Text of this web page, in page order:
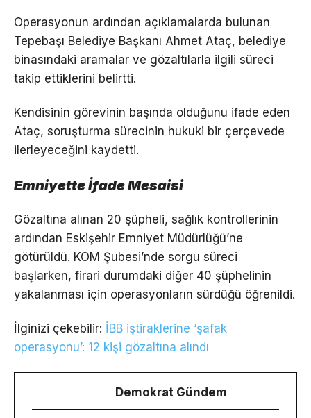
Operasyonun ardından açıklamalarda bulunan
Tepebaşı Belediye Başkanı Ahmet Ataç, belediye
binasındaki aramalar ve gözaltılarla ilgili süreci
takip ettiklerini belirtti.
Kendisinin görevinin başında olduğunu ifade eden
Ataç, soruşturma sürecinin hukuki bir çerçevede
ilerleyeceğini kaydetti.
Emniyette İfade Mesaisi
Gözaltına alınan 20 şüpheli, sağlık kontrollerinin
ardından Eskişehir Emniyet Müdürlüğü’ne
götürüldü. KOM Şubesi’nde sorgu süreci
başlarken, firari durumdaki diğer 40 şüphelinin
yakalanması için operasyonların sürdüğü öğrenildi.
İlginizi çekebilir: İBB iştiraklerine ‘şafak
operasyonu’: 12 kişi gözaltına alındı
Demokrat Gündem